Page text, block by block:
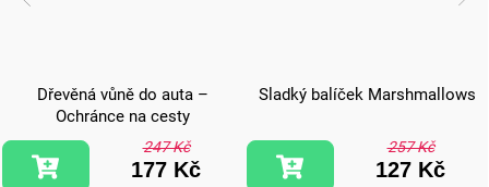
Dřevěná vůně do auta –
Ochránce na cesty
247 Kč
177 Kč
Sladký balíček Marshmallows
257 Kč
127 Kč